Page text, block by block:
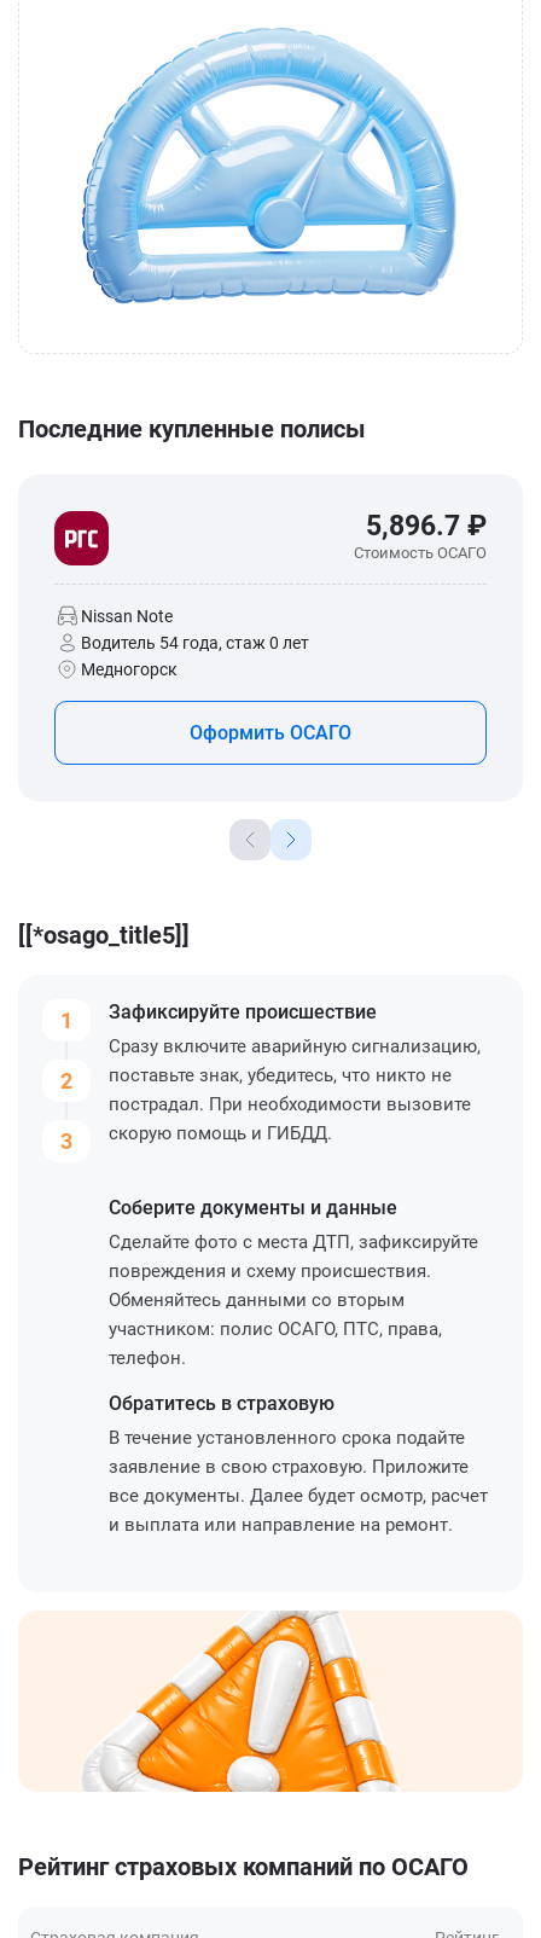
Последние купленные полисы
5,896.7 ₽
Стоимость ОСАГО
Nissan Note
Водитель 54 года, стаж 0 лет
Медногорск
Оформить ОСАГО
[[*osago_title5]]
1
2
3
Зафиксируйте происшествие
Сразу включите аварийную сигнализацию,
поставьте знак, убедитесь, что никто не
пострадал. При необходимости вызовите
скорую помощь и ГИБДД.
Соберите документы и данные
Сделайте фото с места ДТП, зафиксируйте
повреждения и схему происшествия.
Обменяйтесь данными со вторым
участником: полис ОСАГО, ПТС, права,
телефон.
Обратитесь в страховую
В течение установленного срока подайте
заявление в свою страховую. Приложите
все документы. Далее будет осмотр, расчет
и выплата или направление на ремонт.
Рейтинг страховых компаний по ОСАГО